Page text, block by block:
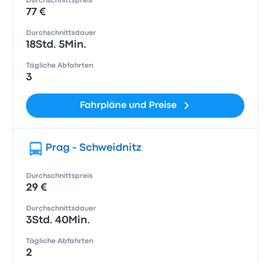
77 €
Durchschnittsdauer
18Std. 5Min.
Tägliche Abfahrten
3
Fahrpläne und Preise
Prag - Schweidnitz
Durchschnittspreis
29 €
Durchschnittsdauer
3Std. 40Min.
Tägliche Abfahrten
2